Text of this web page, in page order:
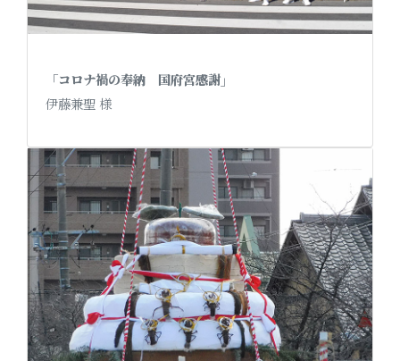
「コロナ禍の奉納 国府宮感謝」
伊藤兼聖 様